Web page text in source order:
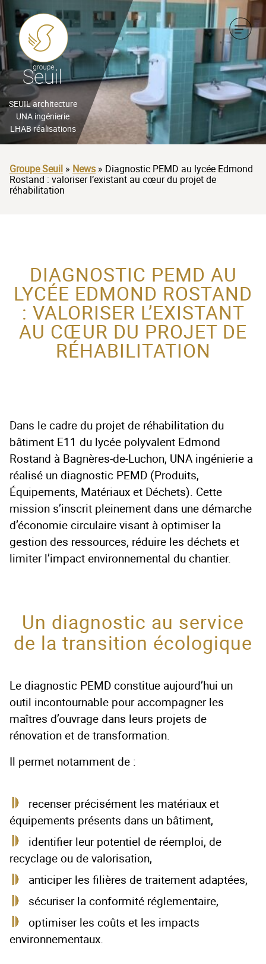
SEUIL architecture
UNA ingénierie
LHAB réalisations
INDUSTRIEL
CHEF D’ENTREPRISE
BAILLEUR SOCIAL &
ARCHITECTE, BUREAU
ACTEUR DE LA
PROTECTION DE
L’ENFANCE
CHEF D’ENTREPRISE
BAILLEUR SOCIAL &
PROMOTEUR
ARCHITECTE, BUREAU
D’ÉTUDES, AMO
ORGANISME PUBLIC &
Groupe Seuil » News » Diagnostic PEMD au lycée Edmond
Rostand : valoriser l’existant au cœur du projet de
réhabilitation
DIAGNOSTIC PEMD AU
LYCÉE EDMOND ROSTAND
: VALORISER L’EXISTANT
AU CŒUR DU PROJET DE
RÉHABILITATION
Dans le cadre du projet de réhabilitation du
bâtiment E11 du lycée polyvalent Edmond
Rostand à Bagnères-de-Luchon, UNA ingénierie a
réalisé un diagnostic PEMD (Produits,
Équipements, Matériaux et Déchets). Cette
mission s’inscrit pleinement dans une démarche
d’économie circulaire visant à optimiser la
gestion des ressources, réduire les déchets et
limiter l’impact environnemental du chantier.
Un diagnostic au service
de la transition écologique
Le diagnostic PEMD constitue aujourd’hui un
outil incontournable pour accompagner les
maîtres d’ouvrage dans leurs projets de
rénovation et de transformation.
Il permet notamment de :
recenser précisément les matériaux et
équipements présents dans un bâtiment,
identifier leur potentiel de réemploi, de
recyclage ou de valorisation,
anticiper les filières de traitement adaptées,
sécuriser la conformité réglementaire,
optimiser les coûts et les impacts
environnementaux.